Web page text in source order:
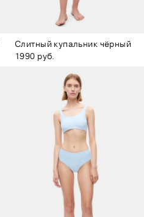
Слитный купальник чёрный
1990 руб.